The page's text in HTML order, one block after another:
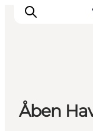
Inspiration
Åben